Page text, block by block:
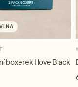
boxerek Hove Black